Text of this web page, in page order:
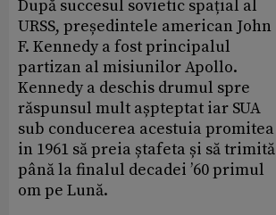
După succesul sovietic spațial al
URSS, președintele american John
F. Kennedy a fost principalul
partizan al misiunilor Apollo.
Kennedy a deschis drumul spre
răspunsul mult așpteptat iar SUA
sub conducerea acestuia promitea
in 1961 să preia ștafeta și să trimită
până la finalul decadei ’60 primul
om pe Lună.